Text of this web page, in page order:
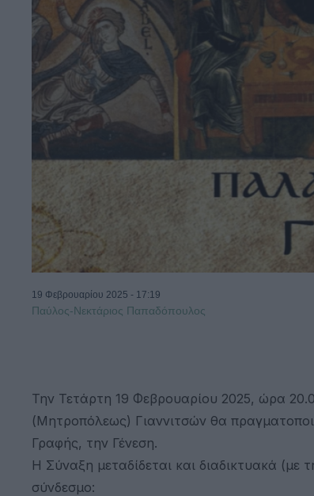
19 Φεβρουαρίου 2025 - 17:19
Παύλος-Νεκτάριος Παπαδόπουλος
Την Τετάρτη 19 Φεβρουαρίου 2025, ώρα
(Μητροπόλεως) Γιαννιτσών θα
Γραφής, την Γένεση.
Η Σύναξη μεταδίδεται και διαδικτυακά
σύνδεσμο: